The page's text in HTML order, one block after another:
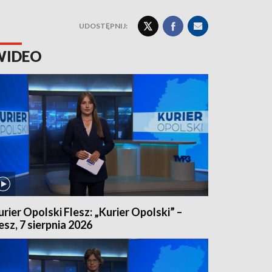
UDOSTĘPNIJ:
Opolski Flesz: „Kurier Opolski” –
7 sierpnia 2026